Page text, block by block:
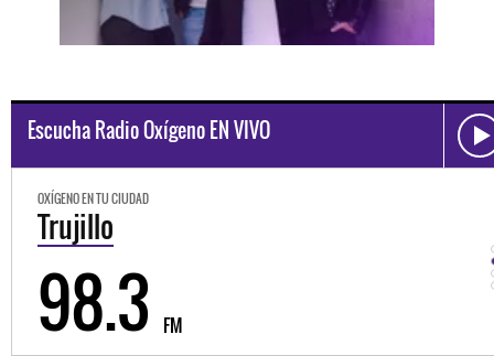
Escucha Radio Oxígeno EN VIVO
OXÍGENO EN TU CIUDAD
Trujillo
98.3 FM